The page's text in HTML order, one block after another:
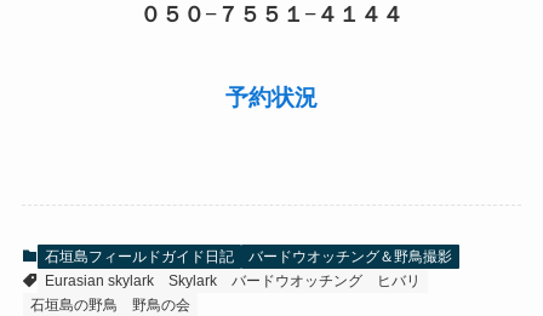
０５０−７５５１−４１４４
予約状況
石垣島フィールドガイド日記
バードウオッチング＆野鳥撮影
Eurasian skylark
Skylark バードウオッチング
ヒバリ
石垣島の野鳥
野鳥の会